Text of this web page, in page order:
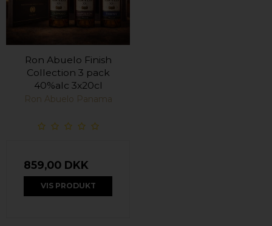
Ron Abuelo Finish
Collection 3 pack
40%alc 3x20cl
Ron Abuelo Panama
859,00 DKK
VIS PRODUKT